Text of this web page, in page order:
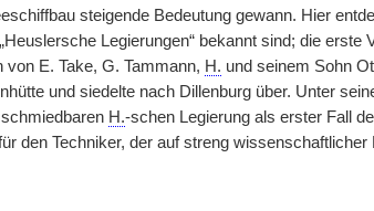
steigende Bedeutung gewann. Hier
Legierungen“ bekannt sind; die erste
E. Take, G. Tammann, H. und seinem Sohn
und siedelte nach Dillenburg über. Unter
H.-schen Legierung als erster Fall
den Techniker, der auf streng wissenschaftlicher